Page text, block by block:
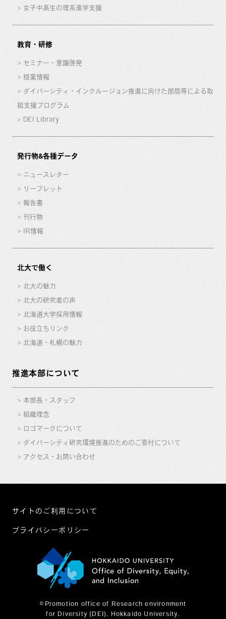
女子中高生の理系進学支援
教育・研修
セミナー・意識啓発
授業情報
ダイバーシティ・インクルージョン推進に向けた部局等による取
組支援プログラム
DEI Library
発行物&各種データ
ニュースレター
リーフレット
報告書
刊行物
IR情報
北大で働く
北大の魅力
北大の研究者の声
北海道大学採用情報
お役立ちリンク
北海道・札幌の魅力
推進本部について
本部長・スタッフ
組織理念
ロゴマークについて
ダイバーシティ研究環境推進のためのご寄付について
アクセス・お問い合わせ
サイトのご利用について
プライバシーポリシー
©Promotion office of Research environment
for Diversity (DEI), Hokkaido University.